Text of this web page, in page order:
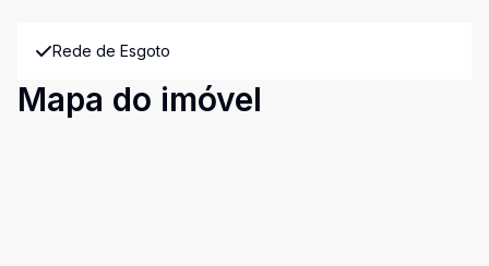
Rede de Esgoto
Mapa do imóvel